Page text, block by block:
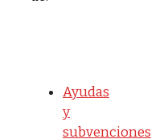
Ayudas
y
subvenciones